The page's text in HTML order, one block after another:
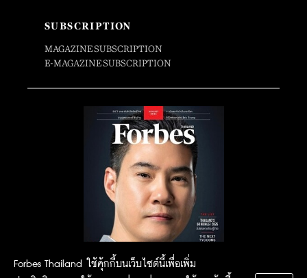
Forbes Thailand ใช้คุ้กกี้บนเว็บไซต์นี้เพื่อเพิ่ม
SUBSCRIPTION
MAGAZINE SUBSCRIPTION
E-MAGAZINE SUBSCRIPTION